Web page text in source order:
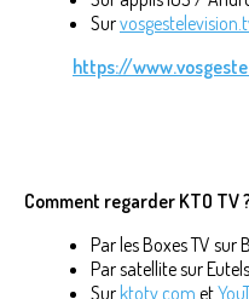
Sur
https://
Comment regarder KTO TV
Par les Boxes TV sur
Par satellite sur
Sur ktotv.com et